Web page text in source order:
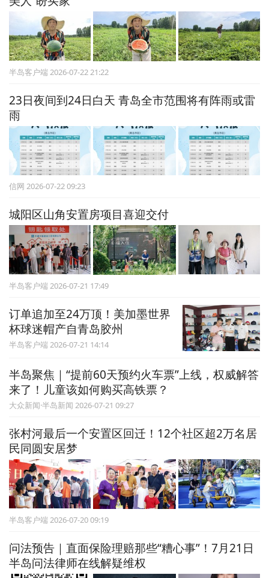
半岛客户端 2026-07-22 21:22
23日夜间到24日白天 青岛全市范围将有阵雨或雷
雨
信网 2026-07-22 09:23
城阳区山角安置房项目喜迎交付
半岛客户端 2026-07-21 17:49
订单追加至24万顶！美加墨世界
杯球迷帽产自青岛胶州
半岛客户端 2026-07-21 14:14
半岛聚焦｜“提前60天预约火车票”上线，权威解答
来了！儿童该如何购买高铁票？
大众新闻·半岛新闻 2026-07-21 09:27
张村河最后一个安置区回迁！12个社区超2万名居
民同圆安居梦
半岛客户端 2026-07-20 09:19
问法预告｜直面保险理赔那些“糟心事”！7月21日
半岛问法律师在线解疑维权